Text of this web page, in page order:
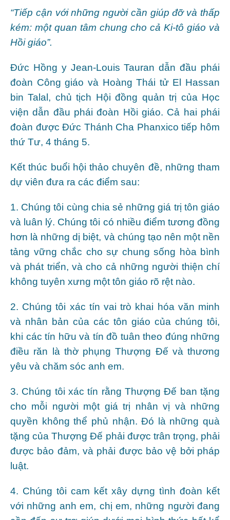
“Tiếp cận với những người cần giúp đỡ và thấp
kém: một quan tâm chung cho cả Ki-tô giáo và
Hồi giáo”.
Đức Hồng y Jean-Louis Tauran dẫn đầu phái
đoàn Công giáo và Hoàng Thái tử El Hassan
bin Talal, chủ tịch Hội đồng quản trị của Học
viện dẫn đầu phái đoàn Hồi giáo. Cả hai phái
đoàn được Đức Thánh Cha Phanxico tiếp hôm
thứ Tư, 4 tháng 5.
Kết thúc buổi hội thảo chuyên đề, những tham
dự viên đưa ra các điểm sau:
1. Chúng tôi cùng chia sẻ những giá trị tôn giáo
và luân lý. Chúng tôi có nhiều điểm tương đồng
hơn là những dị biệt, và chúng tạo nên một nền
tảng vững chắc cho sự chung sống hòa bình
và phát triển, và cho cả những người thiện chí
không tuyên xưng một tôn giáo rõ rệt nào.
2. Chúng tôi xác tín vai trò khai hóa văn minh
và nhân bản của các tôn giáo của chúng tôi,
khi các tín hữu và tín đồ tuân theo đúng những
điều răn là thờ phụng Thượng Đế và thương
yêu và chăm sóc anh em.
3. Chúng tôi xác tín rằng Thượng Đế ban tặng
cho mỗi người một giá trị nhân vị và những
quyền không thể phủ nhận. Đó là những quà
tặng của Thượng Đế phải được trân trọng, phải
được bảo đảm, và phải được bảo vệ bởi pháp
luật.
4. Chúng tôi cam kết xây dựng tình đoàn kết
với những anh em, chị em, những người đang